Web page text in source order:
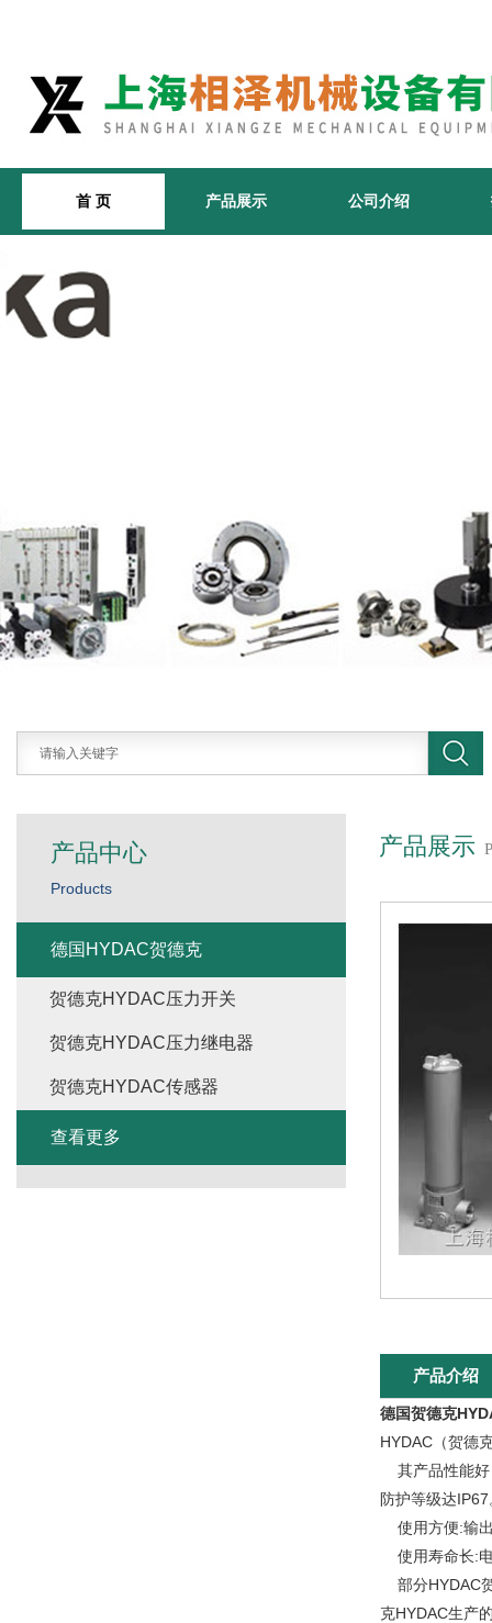
首 页 产品展示 公司介绍
产品展示
产品介绍
德国贺德克
HYDAC（贺德
其产品性能好
防护等级达IP67
使用方便:输
使用寿命长:电
部分HYDAC
克HYDAC生产
产品中心
Products
德国HYDAC贺德克
贺德克HYDAC压力开关
贺德克HYDAC压力继电器
贺德克HYDAC传感器
查看更多